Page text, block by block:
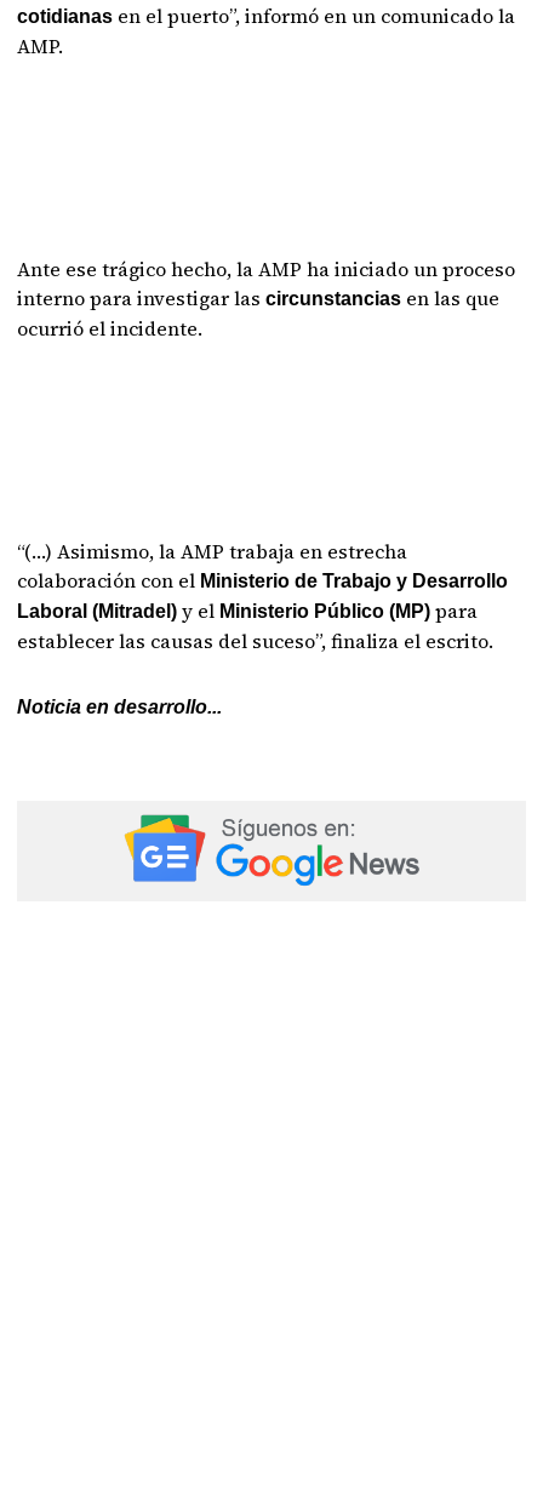
cotidianas en el puerto”, informó en un comunicado la
AMP.
Ante ese trágico hecho, la AMP ha iniciado un proceso
interno para investigar lascircunstancias en las que
ocurrió el incidente.
“(…) Asimismo, la AMP trabaja en estrecha
colaboración con el Ministerio de Trabajo y Desarrollo
Laboral (Mitradel) y el Ministerio Público (MP) para
establecer las causas del suceso”, finaliza el escrito.
Noticia en desarrollo...